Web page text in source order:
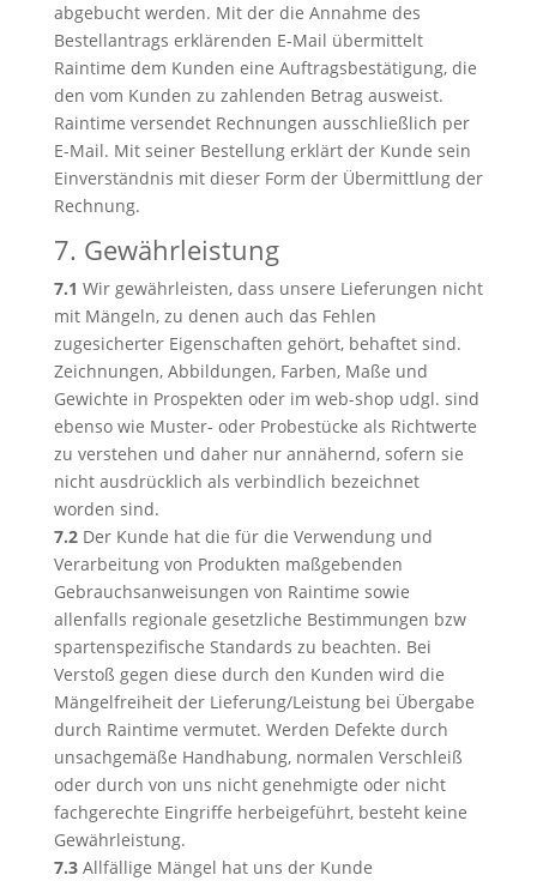
abgebucht werden. Mit der die Annahme des
Bestellantrags erklärenden E-Mail übermittelt
Raintime dem Kunden eine Auftragsbestätigung, die
den vom Kunden zu zahlenden Betrag ausweist.
Raintime versendet Rechnungen ausschließlich per
E-Mail. Mit seiner Bestellung erklärt der Kunde sein
Einverständnis mit dieser Form der Übermittlung der
Rechnung.
7. Gewährleistung
7.1 Wir gewährleisten, dass unsere Lieferungen nicht
mit Mängeln, zu denen auch das Fehlen
zugesicherter Eigenschaften gehört, behaftet sind.
Zeichnungen, Abbildungen, Farben, Maße und
Gewichte in Prospekten oder im web-shop udgl. sind
ebenso wie Muster- oder Probestücke als Richtwerte
zu verstehen und daher nur annähernd, sofern sie
nicht ausdrücklich als verbindlich bezeichnet
worden sind.
7.2Der Kunde hat die für die Verwendung und
Verarbeitung von Produkten maßgebenden
Gebrauchsanweisungen von Raintime sowie
allenfalls regionale gesetzliche Bestimmungen bzw
spartenspezifische Standards zu beachten. Bei
Verstoß gegen diese durch den Kunden wird die
Mängelfreiheit der Lieferung/Leistung bei Übergabe
durch Raintime vermutet. Werden Defekte durch
unsachgemäße Handhabung, normalen Verschleiß
oder durch von uns nicht genehmigte oder nicht
fachgerechte Eingriffe herbeigeführt, besteht keine
Gewährleistung.
7.3Allfällige Mängel hat uns der Kunde